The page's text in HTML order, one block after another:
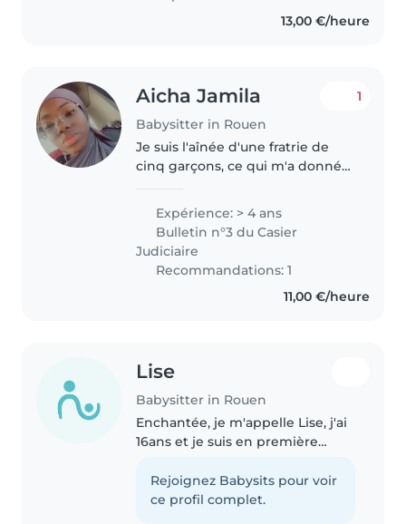
preschoolers. I'm comfortable
with children who have special
13,00 €/heure
Aicha Jamila
Babysitter in Rouen
1
Je suis l'aînée d'une fratrie de
cinq garçons, ce qui m'a donné
d'enfants depuis toujours. En
plus de mes petits frères, j'ai
aussi eu l'occasion de garder..
Expérience: > 4 ans
Bulletin n°3 du Casier
Judiciaire
Recommandations: 1
11,00 €/heure
Lise
Babysitter in Rouen
Enchantée, je m'appelle Lise, j'ai
16ans et je suis en première
que je garde des enfants de 3 à
11 ans, en général. Depuis peu je
Rejoignez Babysits pour voir
ce profil complet.